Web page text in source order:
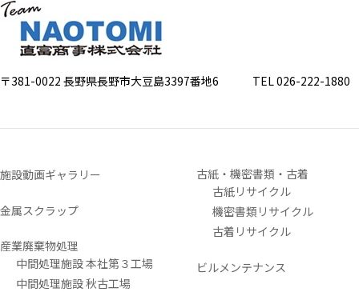
〒381-0022 長野県長野市大豆島3397番地6 TEL 026-222-1880
施設動画ギャラリー
金属スクラップ
産業廃棄物処理
中間処理施設 本社第３工場
中間処理施設 秋古工場
古紙・機密書類・古着
古紙リサイクル
機密書類リサイクル
古着リサイクル
ビルメンテナンス